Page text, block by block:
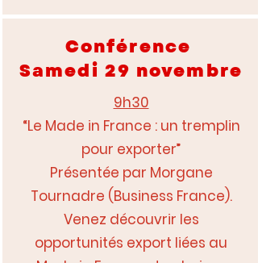
Conférence
Samedi 29 novembre
9h30
“Le Made in France : un tremplin
pour exporter”
Présentée par Morgane
Tournadre (Business France).
Venez découvrir les
opportunités export liées au